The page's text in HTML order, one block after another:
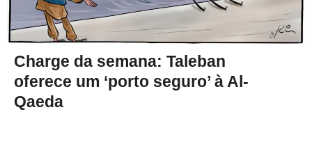
Charge da semana: Taleban
oferece um ‘porto seguro’ à Al-
Qaeda